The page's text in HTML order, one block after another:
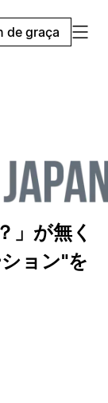
de graça
」が無く
ョン"を